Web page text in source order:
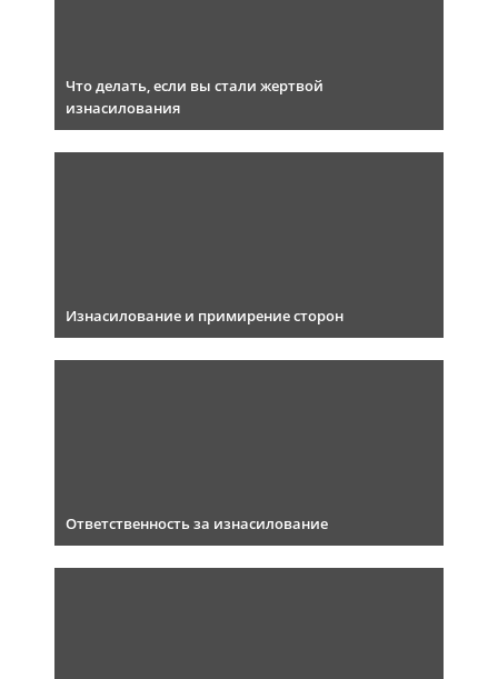
Что делать, если вы стали жертвой
изнасилования
Изнасилование и примирение сторон
Ответственность за изнасилование